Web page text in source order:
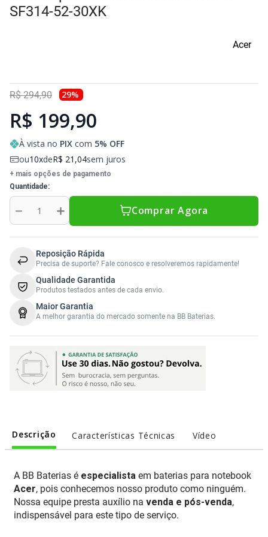
Sony Vaio
Sony Vaio
Caddy para SSD
SF314-52-30XK
Acer
R$ 294,90 29%
R$ 199,90
À vista no PIX com 5% OFF
ou10 deR$ 21 ,04sem juros
+ mais opções de pagamento
Quantidade
＋
－ Comprar Agora
Reposição Rápida
Precisa de suporte? Fale conosco e resolveremos rapidamente!
Qualidade Garantida
Produtos testados antes de cada envio.
Maior Garantia
A melhor garantia do mercado somente na BB Baterias.
Descrição Características Técnicas Vídeo
A BB Baterias é especialista em baterias para notebook
Acer, pois conhecemos nosso produto como ninguém.
Nossa equipe presta auxílio na venda e pós-venda,
indispensável para este tipo de serviço.